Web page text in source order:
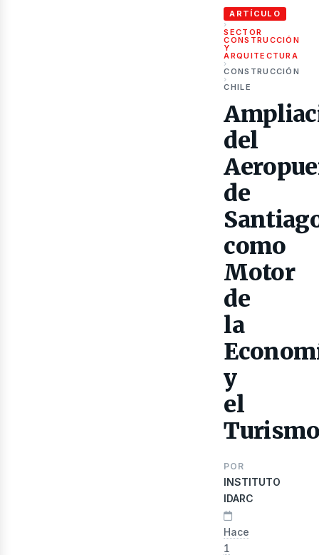
ARTÍCULO
›
SECTOR
CONSTRUCCIÓN
Y
ARQUITECTURA
›
CONSTRUCCIÓN
›
CHILE
del
de
como
Motor
de
la
y
el
POR
INSTITUTO
IDARC
Hace
1